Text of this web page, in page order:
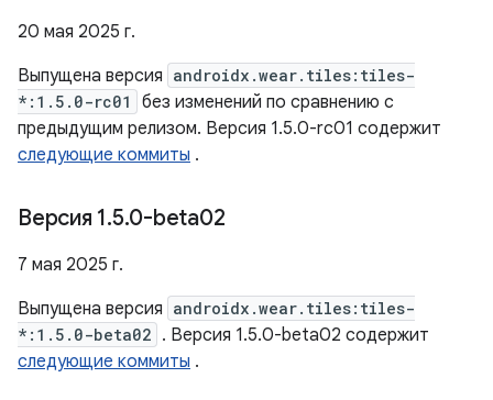
20 мая 2025 г.
Выпущена версия androidx.wear.tiles:tiles-
*:1.5.0-rc01
без изменений по сравнению с
предыдущим релизом. Версия 1.5.0-rc01 содержит
следующие коммиты .
Версия 1.5.0-beta02
7 мая 2025 г.
Выпущена версия androidx.wear.tiles:tiles-
*:1.5.0-beta02 . Версия 1.5.0-beta02 содержит
следующие коммиты .